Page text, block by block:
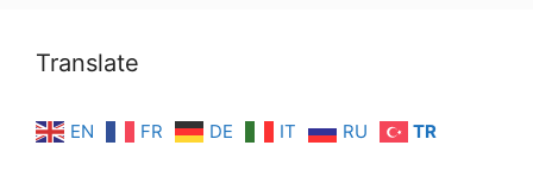
Translate
EN FR DE IT RU TR